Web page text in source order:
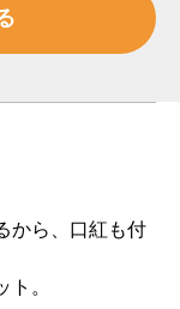
から、口紅も付
。